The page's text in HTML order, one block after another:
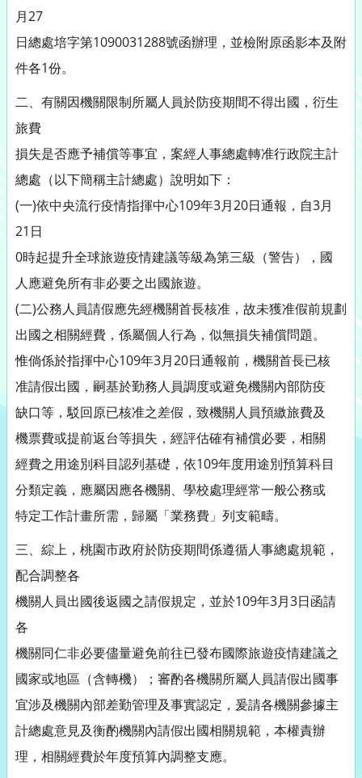
月27
日總處培字第1090031288號函辦理，並檢附原函影本及附
件各1份。
二、有關因機關限制所屬人員於防疫期間不得出國，衍生
旅費
損失是否應予補償等事宜，案經人事總處轉准行政院主計
總處（以下簡稱主計總處）說明如下：
(一)依中央流行疫情指揮中心109年3月20日通報，自3月
21日
0時起提升全球旅遊疫情建議等級為第三級（警告），國
人應避免所有非必要之出國旅遊。
(二)公務人員請假應先經機關首長核准，故未獲准假前規劃
出國之相關經費，係屬個人行為，似無損失補償問題。
惟倘係於指揮中心109年3月20日通報前，機關首長已核
准請假出國，嗣基於勤務人員調度或避免機關內部防疫
缺口等，駁回原已核准之差假，致機關人員預繳旅費及
機票費或提前返台等損失，經評估確有補償必要，相關
經費之用途別科目認列基礎，依109年度用途別預算科目
分類定義，應屬因應各機關、學校處理經常一般公務或
特定工作計畫所需，歸屬「業務費」列支範疇。
三、綜上，桃園市政府於防疫期間係遵循人事總處規範，
配合調整各
機關人員出國後返國之請假規定，並於109年3月3日函請
各
機關同仁非必要儘量避免前往已發布國際旅遊疫情建議之
國家或地區（含轉機）；審酌各機關所屬人員請假出國事
宜涉及機關內部差勤管理及事實認定，爰請各機關參據主
計總處意見及衡酌機關內請假出國相關規範，本權責辦
理，相關經費於年度預算內調整支應。